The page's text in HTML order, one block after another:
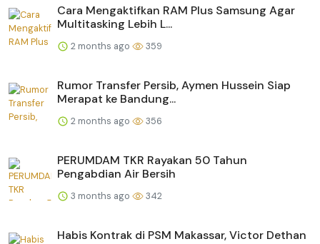
Cara Mengaktifkan RAM Plus Samsung Agar
Multitasking Lebih L...
2 months ago 359
Rumor Transfer Persib, Aymen Hussein Siap
Merapat ke Bandung...
2 months ago 356
PERUMDAM TKR Rayakan 50 Tahun
Pengabdian Air Bersih
3 months ago 342
Habis Kontrak di PSM Makassar, Victor Dethan